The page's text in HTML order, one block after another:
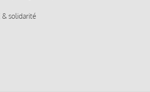
& solidarité